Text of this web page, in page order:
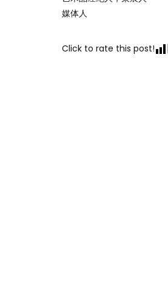
媒体人
Click to rate this post!